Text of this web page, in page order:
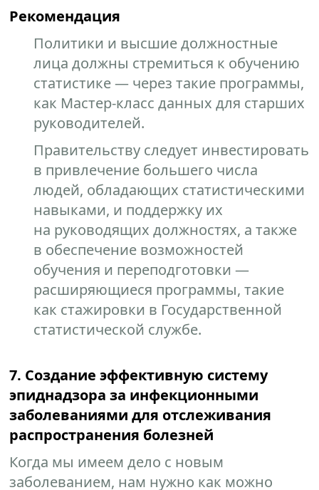
Рекомендация
Политики и высшие должностные
лица должны стремиться к обучению
статистике — через такие программы,
как Мастер-класс данных для старших
руководителей.
Правительству следует инвестировать
в привлечение большего числа
людей, обладающих статистическими
навыками, и поддержку их
на руководящих должностях, а также
в обеспечение возможностей
обучения и переподготовки —
расширяющиеся программы, такие
как стажировки в Государственной
статистической службе.
7. Создание эффективную систему
эпиднадзора за инфекционными
заболеваниями для отслеживания
распространения болезней
Когда мы имеем дело с новым
заболеванием, нам нужно как можно